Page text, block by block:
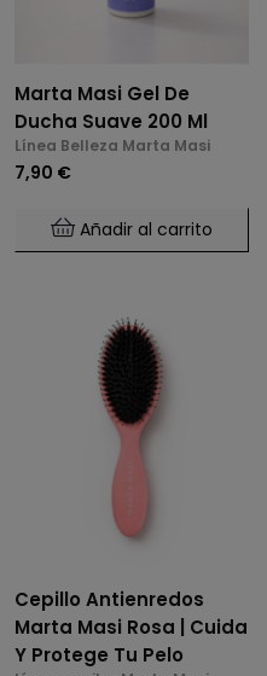
Marta Masi Gel De
Ducha Suave 200 Ml
Línea Belleza Marta Masi
7,90 €
Añadir al carrito
Cepillo Antienredos
Marta Masi Rosa | Cuida
Y Protege Tu Pelo